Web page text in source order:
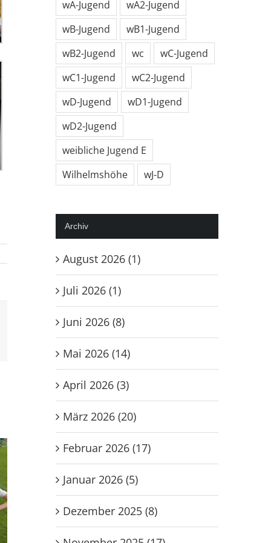
wA-Jugend
wA2-Jugend
wB-Jugend
wB1-Jugend
wB2-Jugend
wc
wC-Jugend
wC1-Jugend
wC2-Jugend
wD-Jugend
wD1-Jugend
wD2-Jugend
weibliche Jugend E
Wilhelmshöhe
wJ-D
Archiv
August 2026 (1)
Juli 2026 (1)
Juni 2026 (8)
Mai 2026 (14)
April 2026 (3)
März 2026 (20)
Februar 2026 (17)
Januar 2026 (5)
Dezember 2025 (8)